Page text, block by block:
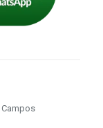
Campos